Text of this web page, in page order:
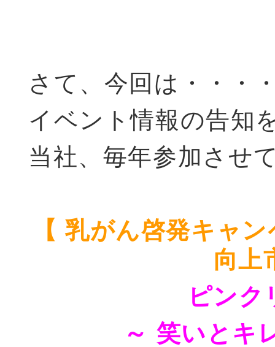
さて、今回は・・・
イベント情報の告知
当社、毎年参加させ
【 乳がん啓発キャ
向上
ピン
～ 笑いとキ